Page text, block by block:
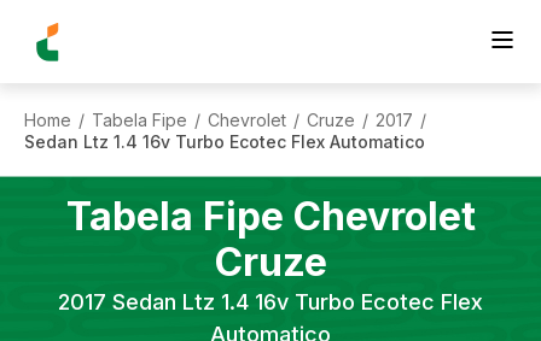
Home / Tabela Fipe / Chevrolet / Cruze / 2017 /
Sedan Ltz 1.4 16v Turbo Ecotec Flex Automatico
Tabela Fipe Chevrolet
Cruze
2017 Sedan Ltz 1.4 16v Turbo Ecotec Flex
Automatico